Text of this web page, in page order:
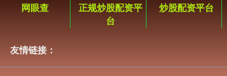
网眼查
正规炒股配资平
台
炒股配资平台
友情链接：